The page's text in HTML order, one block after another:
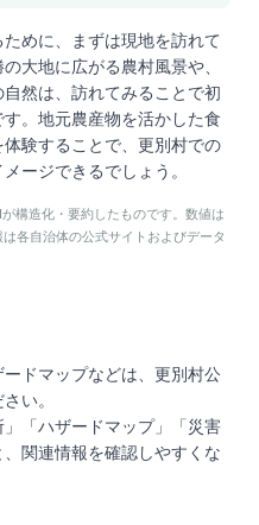
めに、まずは現地を訪れて
大地に広がる農村風景や、
然は、訪れてみることで初
。地元農産物を活かした食
験することで、更別村での
ージできるでしょう。
構造化・要約したものです。数値は
各自治体の公式サイトおよびデータ
ドマップなどは、 更別村公
い。
「ハザードマップ」「災害
関連情報を確認しやすくな